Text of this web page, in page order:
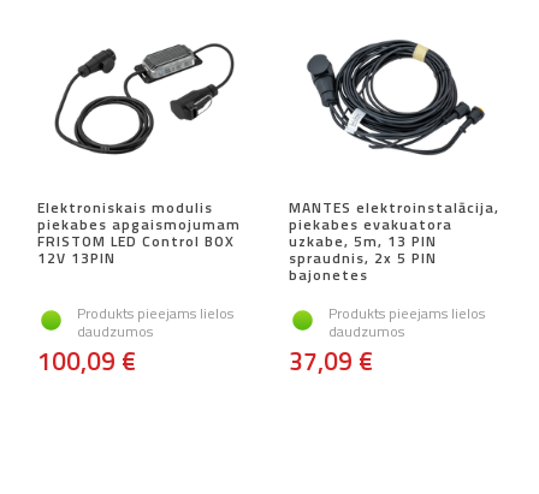
Elektroniskais modulis
piekabes apgaismojumam
FRISTOM LED Control BOX
12V 13PIN
Produkts pieejams lielos
daudzumos
100,09 €
MANTES elektroinstalācija,
piekabes evakuatora
uzkabe, 5m, 13 PIN
spraudnis, 2x 5 PIN
bajonetes
Produkts pieejams lielos
daudzumos
37,09 €